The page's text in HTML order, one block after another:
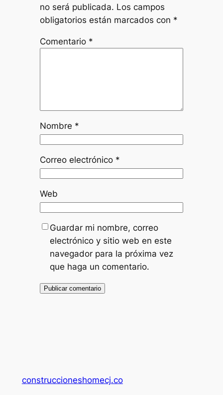
no será publicada. Los campos
obligatorios están marcados con *
Comentario *
Nombre *
Correo electrónico *
Web
Guardar mi nombre, correo
electrónico y sitio web en este
navegador para la próxima vez
que haga un comentario.
construccioneshomecj.co